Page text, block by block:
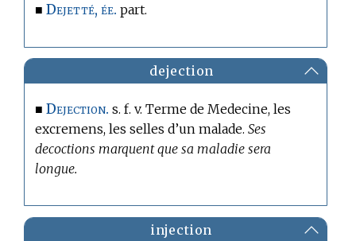
■Dejetté, ée. part.
dejection
■Dejection. s. f. v.Terme de Medecine, les
excremens, les selles d’un malade.Ses
decoctions marquent que sa maladie sera
longue.
injection